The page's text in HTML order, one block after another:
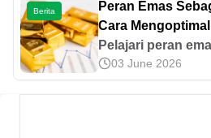
sini!
Berita
Peran Emas
Cara
Pelajari peran
nilai untuk
ekonomi tidak
03 June 2026